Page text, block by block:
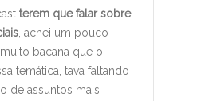
terem que falar sobre
, achei um pouco
bacana que o
temática, tava faltando
de assuntos mais